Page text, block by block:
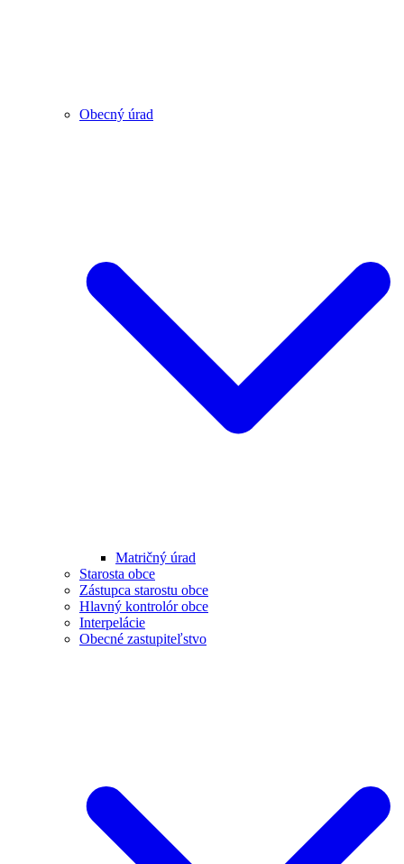
Obecný úrad
Matričný úrad
Starosta obce
Zástupca starostu obce
Hlavný kontrolór obce
Interpelácie
Obecné zastupiteľstvo